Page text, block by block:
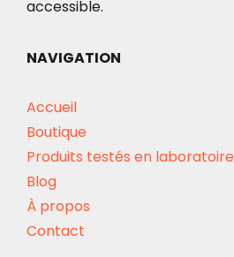
accessible.
NAVIGATION
Accueil
Boutique
Produits testés en laboratoire
Blog
À propos
Contact